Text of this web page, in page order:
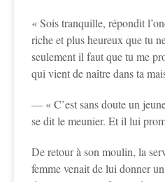
« Sois tranquille, répondit
riche et plus heureux que tu
seulement il faut que tu me
qui vient de naître dans ta
— « C’est sans doute un
se dit le meunier. Et il lui
De retour à son moulin, la
femme venait de lui donner